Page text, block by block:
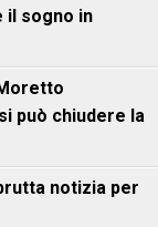
il sogno in
può chiudere la
notizia per